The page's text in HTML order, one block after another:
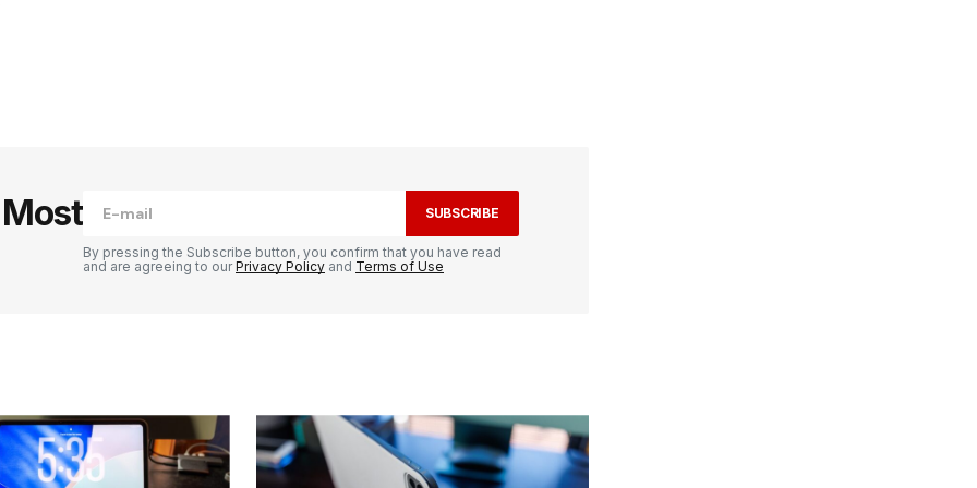
et
SUBSCRIBE
By pressing the Subscribe button, you confirm that you have read
and are agreeing to ourPrivacy Policy and Terms of Use